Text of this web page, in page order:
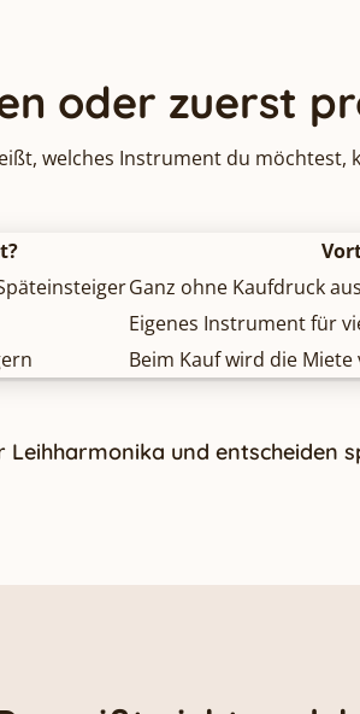
oder zuerst
welches Instrument du möchtest,
Ganz ohne Kaufdruck
Eigenes Instrument für
Beim Kauf wird die
und entscheiden